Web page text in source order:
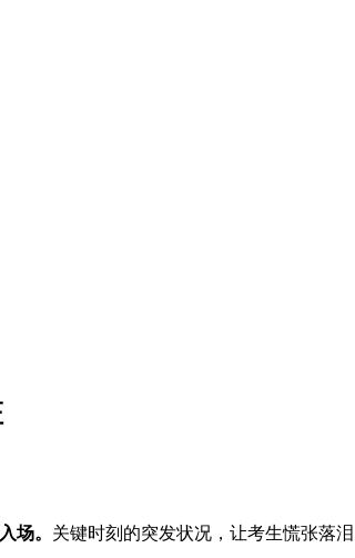
场。 关键时刻的突发状况，让考生慌张落